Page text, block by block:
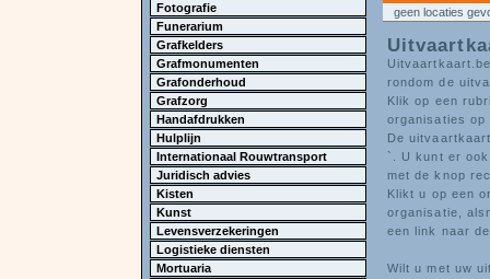
Fotografie
Funerarium
Grafkelders
Grafmonumenten
Grafonderhoud
Grafzorg
Handafdrukken
Hulplijn
Internationaal Rouwtransport
Juridisch advies
Kisten
Kunst
Levensverzekeringen
Logistieke diensten
Mortuaria
geen locaties
rondom de
Klik op een
organisaties
De
`. U kunt er
met de knop
Klikt u op een
organisatie,
een link naar
Wilt u met uw